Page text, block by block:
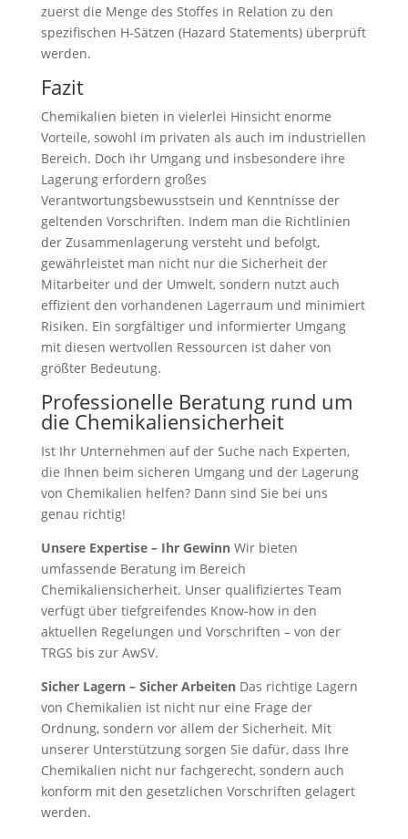
zuerst die Menge des Stoffes in Relation zu den
spezifischen H-Sätzen (Hazard Statements) überprüft
werden.
Fazit
Chemikalien bieten in vielerlei Hinsicht enorme
Vorteile, sowohl im privaten als auch im industriellen
Bereich. Doch ihr Umgang und insbesondere ihre
Lagerung erfordern großes
Verantwortungsbewusstsein und Kenntnisse der
geltenden Vorschriften. Indem man die Richtlinien
der Zusammenlagerung versteht und befolgt,
gewährleistet man nicht nur die Sicherheit der
Mitarbeiter und der Umwelt, sondern nutzt auch
effizient den vorhandenen Lagerraum und minimiert
Risiken. Ein sorgfältiger und informierter Umgang
mit diesen wertvollen Ressourcen ist daher von
größter Bedeutung.
Professionelle Beratung rund um
die Chemikaliensicherheit
Ist Ihr Unternehmen auf der Suche nach Experten,
die Ihnen beim sicheren Umgang und der Lagerung
von Chemikalien helfen? Dann sind Sie bei uns
genau richtig!
Unsere Expertise – Ihr GewinnWir bieten
umfassende Beratung im Bereich
Chemikaliensicherheit. Unser qualifiziertes Team
verfügt über tiefgreifendes Know-how in den
aktuellen Regelungen und Vorschriften – von der
TRGS bis zur AwSV.
Sicher Lagern – Sicher ArbeitenDas richtige Lagern
von Chemikalien ist nicht nur eine Frage der
Ordnung, sondern vor allem der Sicherheit. Mit
unserer Unterstützung sorgen Sie dafür, dass Ihre
Chemikalien nicht nur fachgerecht, sondern auch
konform mit den gesetzlichen Vorschriften gelagert
werden.